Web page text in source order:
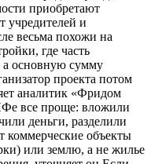
приобретают
учредителей и
весьма похожи на
где часть
а основную сумму
проекта потом
аналитик «Фридом
все проще: вложили
деньги, разделили
коммерческие объекты
или землю, а не жилье